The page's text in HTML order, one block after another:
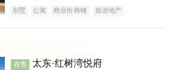
别墅 公寓 商业街商铺
旅游地产
在售 太东·红树湾悦府